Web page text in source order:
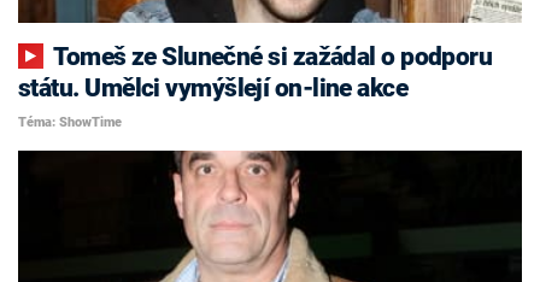
Tomeš ze Slunečné si zažádal o podporu
státu. Umělci vymýšlejí on-line akce
Téma: ShowTime